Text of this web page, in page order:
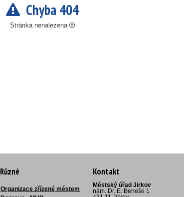
Chyba 404
Stránka nenalezena
Různé
Organizace zřízené městem
Kontakt
Městský úřad Jirkov
nám. Dr. E. Beneše 1